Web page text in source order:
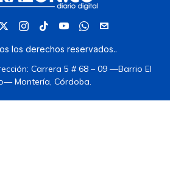
los derechos reservados..
Carrera 5 # 68 – 09 —Barrio El
Montería, Córdoba.